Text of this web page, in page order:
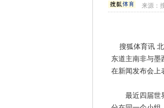
来源：
搜狐体育讯 北
东道主南非与墨
在新闻发布会上
最近四届世界